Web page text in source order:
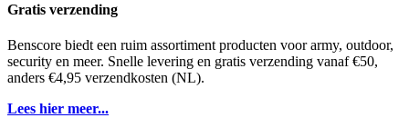
Gratis verzending
Benscore biedt een ruim assortiment producten voor army, outdoor,
security en meer. Snelle levering en gratis verzending vanaf €50,
anders €4,95 verzendkosten (NL).
Lees hier meer...